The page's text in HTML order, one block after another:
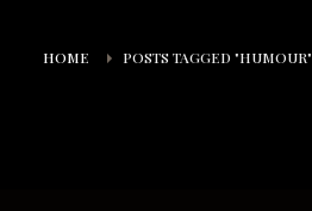
HOME POSTS TAGGED "HUMOUR"